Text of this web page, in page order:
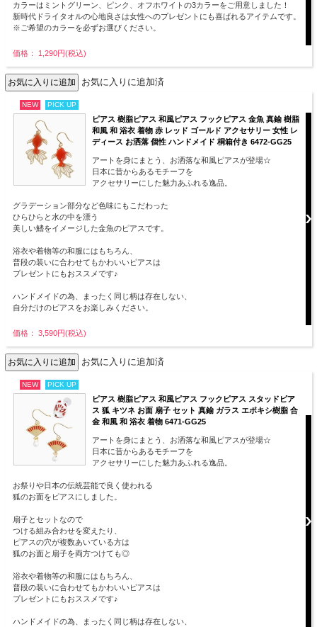
カラーはミントグリーン、ピンク、オフホワイトの3カラーをご用意しました！
新時代ドライタオルの心地良さは女性へのプレゼントにも喜ばれるアイテムです。
※ご希望のカラーを必ずお選びください。
価格： 1,290円(税込)
お気に入りに追加済
NEW PICK UP
ピアス 樹脂ピアス 和風ピアス フックピアス 金魚 真鍮 樹脂
和風 和 浴衣 着物 赤 レッド ゴールド アクセサリー 女性 レ
ディース お洒落 個性 ハンドメイド 桐箱付き 6472-GG25
アートを身にまとう、お洒落な和風ピアスが登場☆
日本に昔からあるモチーフを
アクセサリーにした魅力あふれる逸品。
グラデーション部分など色味にもこだわった
ひらひらと水の中を漂う
美しい鰭をイメージした金魚のピアスです。
浴衣や着物等の和服にはもちろん、
普段の装いに合わせてもかわいいピアスは
プレゼントにもおススメです♪
ハンドメイドの為、まったく同じ柄は存在しない、
自分だけのピアスをお楽しみください。
価格： 3,590円(税込)
お気に入りに追加済
NEW PICK UP
ピアス 樹脂ピアス 和風ピアス フックピアス スタッドピア
ス 狐 キツネ お面 扇子 セット 真鍮 ガラス エポキシ樹脂 合
金 和風 和 浴衣 着物 6471-GG25
アートを身にまとう、お洒落な和風ピアスが登場☆
日本に昔からあるモチーフを
アクセサリーにした魅力あふれる逸品。
お祭りや日本の伝統芸能で良く使われる
狐のお面をピアスにしました。
扇子とセットなので
つける組み合わせを変えたり、
ピアスの穴が複数あいている方は
狐のお面と扇子を両方つけても◎
浴衣や着物等の和服にはもちろん、
普段の装いに合わせてもかわいいピアスは
プレゼントにもおススメです♪
ハンドメイドの為、まったく同じ柄は存在しない、